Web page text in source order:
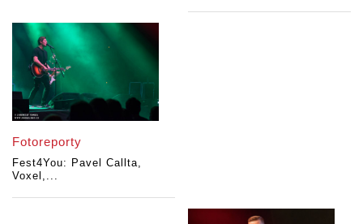
Fotoreporty
Fest4You: Pavel Callta,
Voxel,...